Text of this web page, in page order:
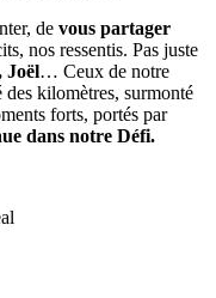
de vous partager
nos ressentis. Pas juste
Joël… Ceux de notre
kilomètres, surmonté
forts, portés par
dans notre Défi.